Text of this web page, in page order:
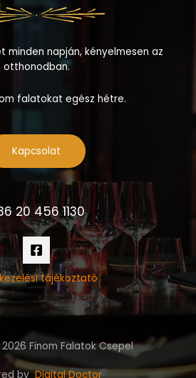
minden napján, kényelmesen az
otthonodban.
falatokat egész hétre.
Kapcsolat
20 456 1130
tájékoztató
Finom Falatok Csepel
byDigital Doctor